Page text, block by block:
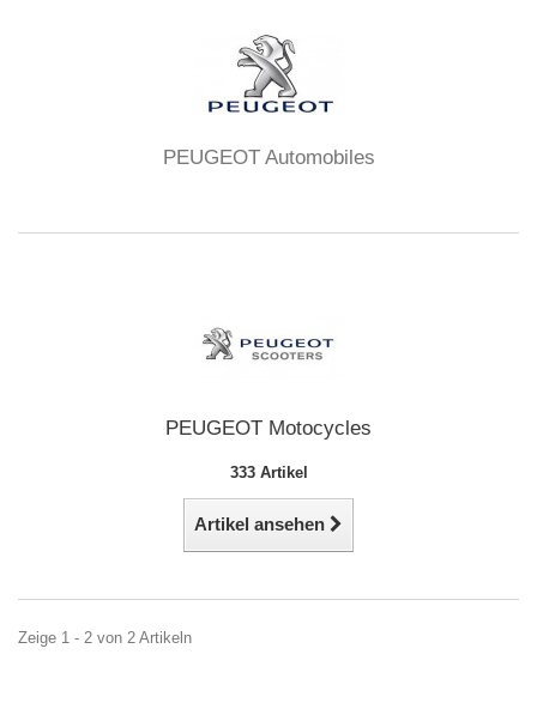
PEUGEOT Automobiles
PEUGEOT Motocycles
333 Artikel
Artikel ansehen
Zeige 1 - 2 von 2 Artikeln